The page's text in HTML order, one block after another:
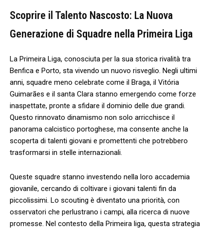
Scoprire⁣ il Talento Nascosto: La Nuova
Generazione di Squadre nella Primeira​ Liga
La‌ Primeira Liga, conosciuta per la sua storica rivalità tra
Benfica e Porto, sta vivendo un nuovo risveglio. Negli ultimi
anni, squadre meno celebrate come il ‌Braga, il⁢ Vitória
Guimarães e il santa Clara stanno emergendo come forze
inaspettate, pronte a sfidare il dominio⁣ delle ‍due grandi.
Questo rinnovato ‌dinamismo non solo arricchisce ‍il
panorama calcistico portoghese, ma ⁤consente ​anche la
scoperta di talenti giovani e promettenti che potrebbero
trasformarsi in stelle internazionali.
Queste squadre stanno investendo nella⁢ loro accademia
giovanile, cercando di coltivare‍ i ‍giovani talenti fin da
piccolissimi. Lo scouting è diventato una priorità, con
osservatori che perlustrano i campi, alla⁢ ricerca‍ di nuove
promesse. Nel contesto della Primeira liga, questa ⁢strategia